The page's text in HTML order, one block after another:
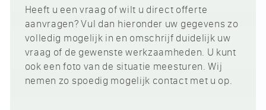
Heeft u een vraag of wilt u direct offerte
aanvragen? Vul dan hieronder uw gegevens zo
volledig mogelijk in en omschrijf duidelijk uw
vraag of de gewenste werkzaamheden. U kunt
ook een foto van de situatie meesturen. Wij
nemen zo spoedig mogelijk contact met u op.